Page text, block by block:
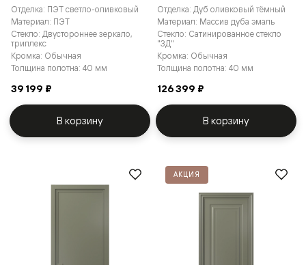
Отделка: ПЭТ светло-оливковый
Материал: ПЭТ
Стекло: Двустороннее зеркало,
триплекс
Кромка: Обычная
Толщина полотна: 40 мм
39 199 ₽
В корзину
Отделка: Дуб оливковый тёмный
Материал: Массив дуба эмаль
Стекло: Сатинированное стекло
"3Д"
Кромка: Обычная
Толщина полотна: 40 мм
126 399 ₽
В корзину
АКЦИЯ